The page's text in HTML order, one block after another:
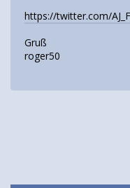
https://twitter.com/
Gruß
roger50